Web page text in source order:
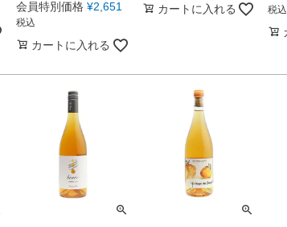
会員特別価格 ¥2,651
税込
カートに入れる
カートに入れる 税込